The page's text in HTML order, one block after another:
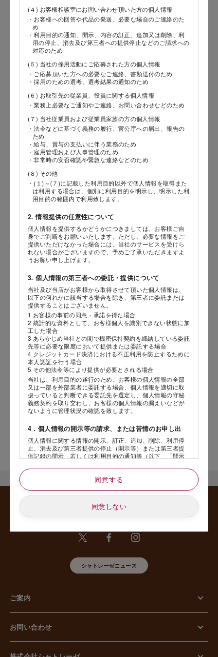
(４) お客様相談室にお問い合わせ頂いた方の個人情報
・お客様への回答や代品の発送、必要な場合のご連絡のた
め
・利用目的の通知、開示、内容の訂正、追加又は削除、利
用の停止、消去及び第三者への提供停止などのご請求への
対応のため
(５) 当社の採用活動にご応募された方の個人情報
・ご応募頂いた方への必要なご連絡、書類送付のため
・採用のための選考、選考結果の通知のため
(６) お取引先の従業員、役員に関する個人情報
・業務上必要なご通知やご連絡、お問い合わせなどのため
(７) 当社従業員および従業員家族の方の個人情報
・法令などに基づく義務の履行、官公庁への届出、報告の
ため
・給与、賞与の支払いに伴う業務のため
・雇用管理および人事管理のため
・非常時の安否確認や緊急な連絡などのため
(８) その他
・(１)～(７)に記載した利用目的以外で個人情報を取得また
は利用する場合は、個別に利用目的を明示し、明示した利
用目的の範囲内で利用致します。
2. 情報提供の任意性について
個人情報を提供するかどうかにつきましては、お客様ご自
身でご判断をお願いいたします。ただし、必要な情報をご
提供いただけなかった場合には、当社のサービスを受けら
れない場合がございますので、予めご了承いただきますよ
うお願い申し上げます。
3. 個人情報の第三者への委託・提供について
当社及び当店がお客様から取得させて頂いた個人情報は、
以下の何れかに該当する場合を除き、第三者に委託または
提供することはございません。
1 お客様の事前の同意・承諾を得た場合
2 統計的な資料として、お客様個人を識別できない状態に加
工した場合
3 あらかじめ当社との間で機密保持契約を締結している委託
先等に必要な限度において提供または委託する場合
4 クレジットカード決済における不正利用を防止するために
本人認証を行う場合
5 その他法令等により提供が必要とされる場合
当社は、利用目的の遂行のため、お客様の個人情報の全部
又は一部を外部業者に委託する場合、個人情報を適切に取
扱っていると判断できる委託先を選定し、個人情報の守秘
義務契約を取り交わし、お客様の個人情報の漏えいなどが
ないように管理状況の確認を致します。
4．個人情報の開示等の請求、または苦情のお申し出
個人情報に関する情報の開示、訂正、追加、削除、利用停
止、消去及び第三者提供の停止（開示等）または第三者提
供記録の開示、若しくは利用目的の通知等（以下、「開示
のお申し出があった場合には、請求者がご本人であること
あるいは正式な代理人として認められる方であることを確
な期間と範囲内で対応させていただきます。
5. 個人情報の安全管理のために講じた措置について
に以下の措置をしております。
【組織的安全管理措置】
用、個人情報の取扱い状況を確認する手段の整備、漏えい
等事案に対応する体制の整備、取扱い状況の把握及び安全
管理措置の見直し等に関して、必要な措置を講じていま
個人情報の取扱いに関する留意事項について、従業員に定
持に関する事項を含む誓約書を取得しております。
【物理的安全管理措置】
個人情報を取り扱う区域の管理、機器及び電子媒体等の盗
難等の防止、電子媒体等を持ち運ぶ場合の漏えい等の防
て、必要な措置を講じています。
同意する
同意しない
郵便番号
都道府県
市区郡
番地以降
生年月日
年
店舗サービスに関するお問い合わせにつきましては、内容欄に『店
舗名』を記載いただけますと幸いです。
シャトレーゼニュース
ご案内
お問い合わせ
岳や末広がりを意味す
やつ時」という意味を込
。雄大な八ヶ岳山麓の自
れる、こだわりのスイー
海外 Overseas shops
Indonesia
Malaysia
Hong Kong
UAE
Thailand
Vietnam